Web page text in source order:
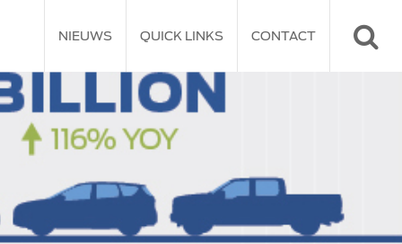
NIEUWS QUICK LINKS CONTACT